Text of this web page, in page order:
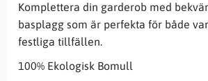
Komplettera din garderob med
basplagg som är perfekta för både
festliga tillfällen.
100% Ekologisk Bomull